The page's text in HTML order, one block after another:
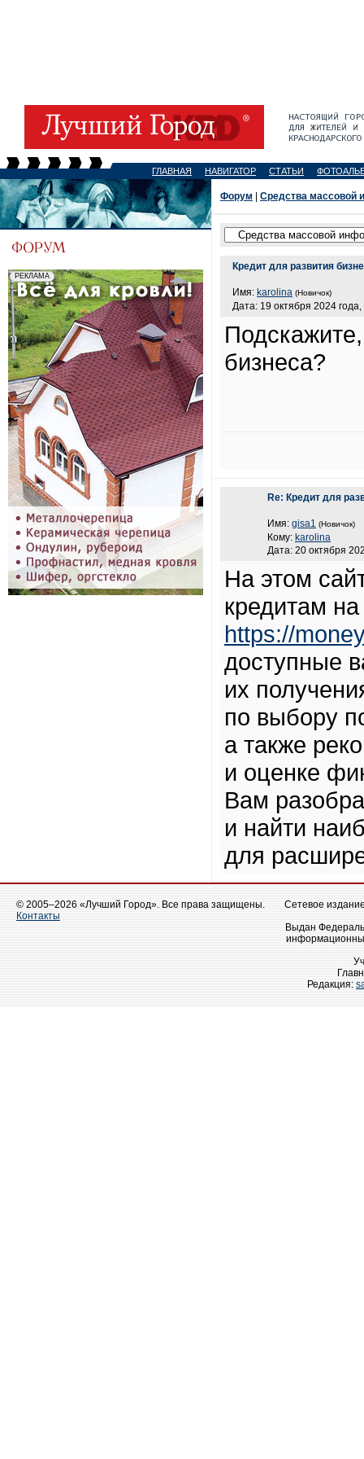
ГЛАВНАЯ НАВИГАТОР СТАТЬИ
Форум Средства массовой
Кредит для развития
Имя: karolina (Новичок)
Дата: 19 октября 2024
бизнеса?
Re: Кредит для
Имя: gisa1 (Новичок)
Кому: karolina
Дата: 20 октября
На этом
кредитам
https://
доступные
их
по выбору
а также
и оценке
Вам
и найти
для
© 2005–2026 «Лучший Город». Все права защищены.
Контакты
Сетевое
Выдан
Редакция: